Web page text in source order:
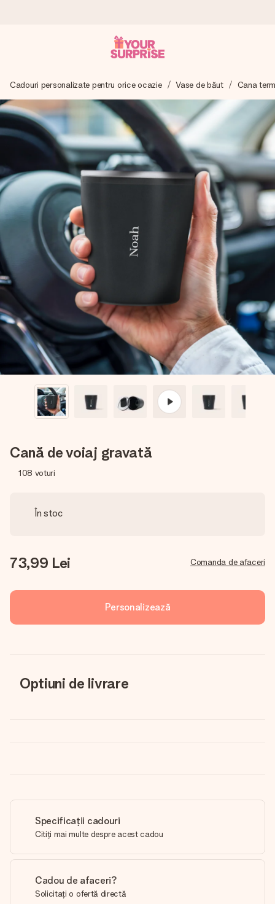
Îți alcătuim cadoul cu grijă și îl trimitem îndată spre tine -
pentru ca tu să îl poți dărui exact când trebuie, atunci când
contează cel mai mult.
4,8 (bazat pe +15.000 de recenzii)
Cadourile noastre inspiră. Clienții ne oferă nota 4,8 pe
Google Reviews.
Felicitare gratuită
Creează ceva unic în doar câțiva pași - cu numele ei,
fotografia ta sau un mesaj din suflet. Fără bătăi de cap,
doar bucură-te de moment.
Cadouri personalizate pentru orice ocazie Vase de băut Cana
Cană de voiaj gravată
108 voturi
În stoc
73,99 Lei Comanda de afaceri
Personalizează
Optiuni de livrare
Specificații cadouri
Citiți mai multe despre acest cadou
Cadou de afaceri?
Solicitați o ofertă directă